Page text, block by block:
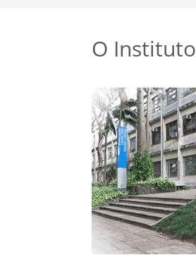
O Instituto